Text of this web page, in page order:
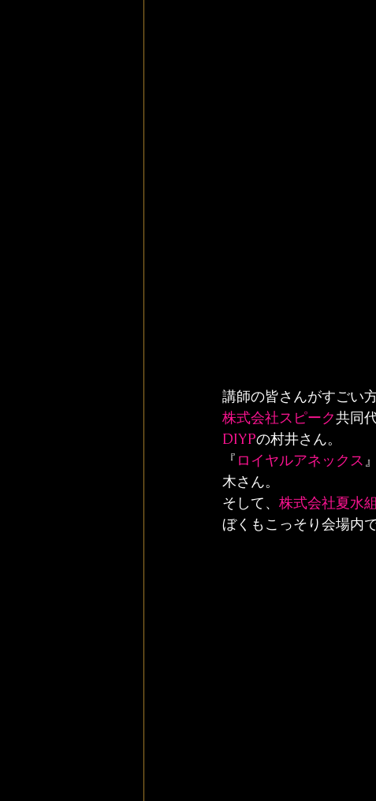
講師の皆さんがすごい
株式会社スピーク共同
DIYPの村井さん。
『 ロイヤルアネックス
木さん。
そして、 株式会社夏水組
ぼくもこっそり会場内